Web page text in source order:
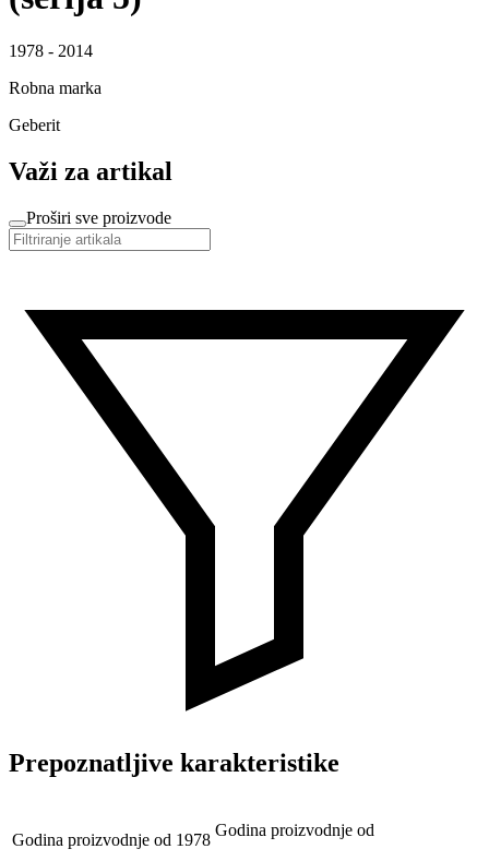
1978 - 2014
Robna marka
Geberit
Važi za artikal
Proširi sve proizvode
Prepoznatljive karakteristike
Godina proizvodnje od 1978
Godina proizvodnje od